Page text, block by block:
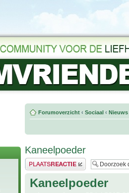
Forumoverzicht ‹ Sociaal ‹
Kaneelpoeder
Plaats een reactie
Kaneelpoeder